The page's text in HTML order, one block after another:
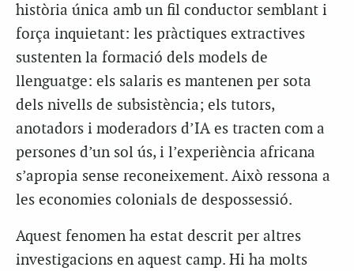
història única amb un fil conductor semblant i
força inquietant: les pràctiques extractives
sustenten la formació dels models de
llenguatge: els salaris es mantenen per sota
dels nivells de subsistència; els tutors,
anotadors i moderadors d’IA es tracten com a
persones d’un sol ús, i l’experiència africana
s’apropia sense reconeixement. Això ressona a
les economies colonials de despossessió.
Aquest fenomen ha estat descrit per altres
investigacions en aquest camp. Hi ha molts